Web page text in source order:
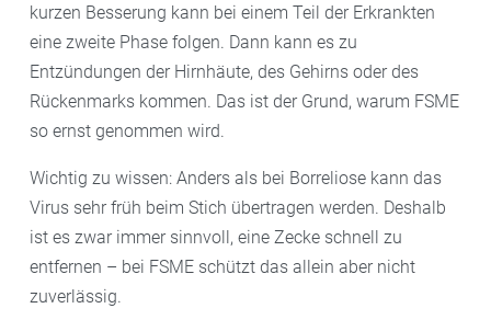
kurzen Besserung kann bei einem Teil der Erkrankten
eine zweite Phase folgen. Dann kann es zu
Entzündungen der Hirnhäute, des Gehirns oder des
Rückenmarks kommen. Das ist der Grund, warum FSME
so ernst genommen wird.
Wichtig zu wissen: Anders als bei Borreliose kann das
Virus sehr früh beim Stich übertragen werden. Deshalb
ist es zwar immer sinnvoll, eine Zecke schnell zu
entfernen – bei FSME schützt das allein aber nicht
zuverlässig.